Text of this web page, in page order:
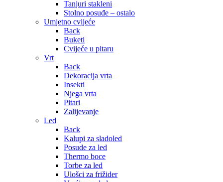
Tanjuri stakleni
Stolno posuđe – ostalo
Umjetno cvijeće
Back
Buketi
Cvijeće u pitaru
Vrt
Back
Dekoracija vrta
Insekti
Njega vrta
Pitari
Zalijevanje
Led
Back
Kalupi za sladoled
Posude za led
Thermo boce
Torbe za led
Ulošci za frižider